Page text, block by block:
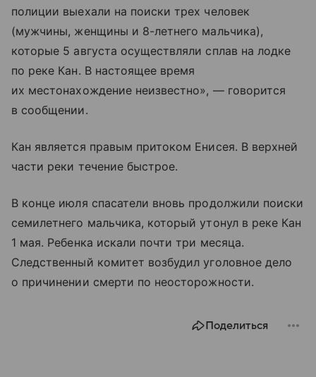
полиции выехали на поиски трех человек
(мужчины, женщины и 8-летнего мальчика),
которые 5 августа осуществляли сплав на лодке
по реке Кан. В настоящее время
их местонахождение неизвестно», — говорится
в сообщении.
Кан является правым притоком Енисея. В верхней
части реки течение быстрое.
В конце июля спасатели вновь продолжили поиски
семилетнего мальчика, который утонул в реке Кан
1 мая. Ребенка искали почти три месяца.
Следственный комитет возбудил уголовное дело
о причинении смерти по неосторожности.
Поделиться